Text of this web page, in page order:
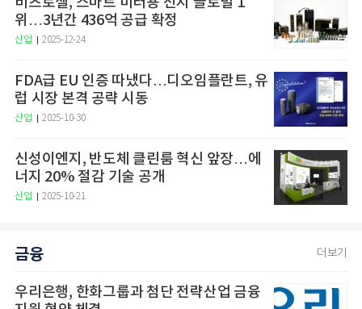
위…3년간 436억 공급 확정
산업 2025-12-24
FDA급 EU 인증 따냈다…디오임플란트, 유
럽 시장 본격 공략 시동
산업 2025-10-30
신성이엔지, 반도체 클린룸 혁신 앞장…에
너지 20% 절감 기술 공개
산업 2025-10-21
금융 더보기
우리은행, 한화그룹과 첨단 전략산업 금융